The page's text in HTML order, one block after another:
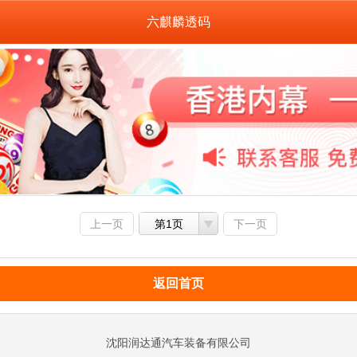
六麒麟透码
上一页 第1页 下一页
返回首页
沈阳润达通汽车装备有限公司